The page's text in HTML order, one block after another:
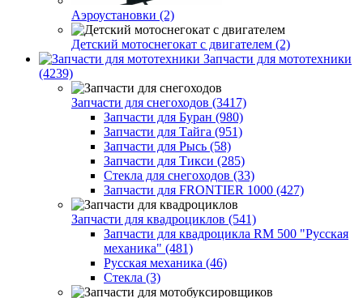
Аэроустановки (2)
Детский мотоснегокат с двигателем (2)
Запчасти для мототехники
(4239)
Запчасти для снегоходов (3417)
Запчасти для Буран (980)
Запчасти для Тайга (951)
Запчасти для Рысь (58)
Запчасти для Тикси (285)
Стекла для снегоходов (33)
Запчасти для FRONTIER 1000 (427)
Запчасти для квадроциклов (541)
Запчасти для квадроцикла RM 500 "Русская
механика" (481)
Русская механика (46)
Стекла (3)